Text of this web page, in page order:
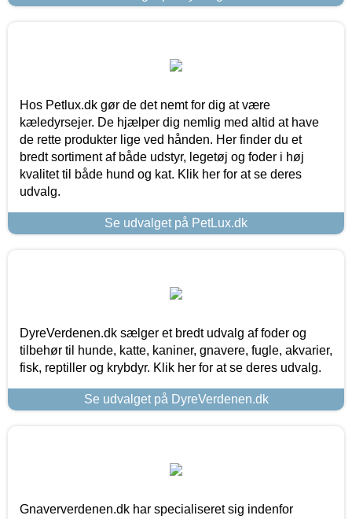
Hos Petlux.dk gør de det nemt for dig at være
kæledyrsejer. De hjælper dig nemlig med altid at have
de rette produkter lige ved hånden. Her finder du et
bredt sortiment af både udstyr, legetøj og foder i høj
kvalitet til både hund og kat. Klik her for at se deres
udvalg.
Se udvalget på PetLux.dk
DyreVerdenen.dk sælger et bredt udvalg af foder og
tilbehør til hunde, katte, kaniner, gnavere, fugle, akvarier,
fisk, reptiller og krybdyr. Klik her for at se deres udvalg.
Se udvalget på DyreVerdenen.dk
Gnaververdenen.dk har specialiseret sig indenfor